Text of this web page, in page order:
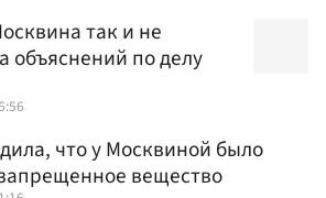
так и не
объяснений по делу
что у Москвиной было
вещество